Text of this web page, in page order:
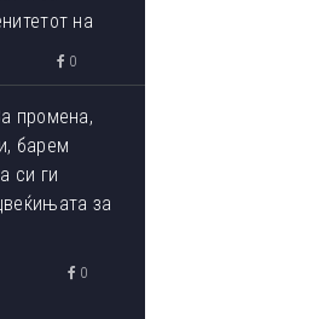
на
0
промена,
барем
си ги
за
0